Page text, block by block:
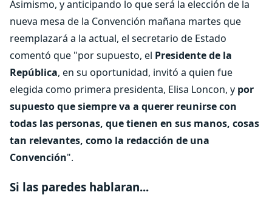
Asimismo, y anticipando lo que será la elección de la
nueva mesa de la Convención mañana martes que
reemplazará a la actual, el secretario de Estado
comentó que "por supuesto, el Presidente de la
República, en su oportunidad, invitó a quien fue
elegida como primera presidenta, Elisa Loncon, y por
supuesto que siempre va a querer reunirse con
todas las personas, que tienen en sus manos, cosas
tan relevantes, como la redacción de una
Convención".
Si las paredes hablaran...